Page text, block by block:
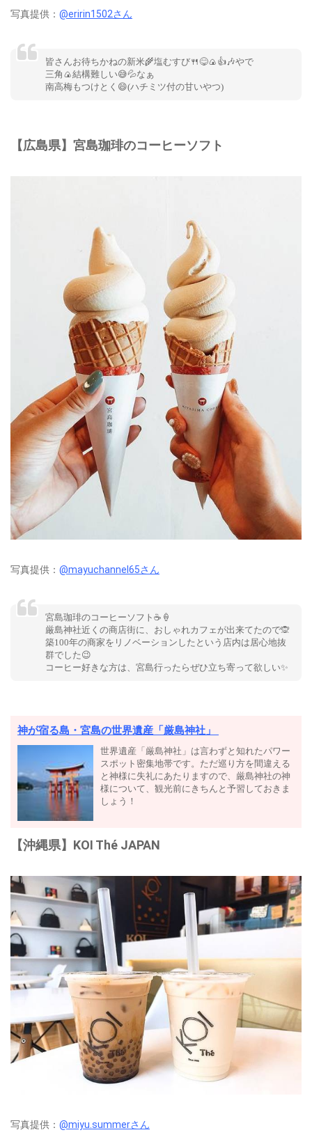
写真提供： @eririn1502さん
皆さんお待ちかねの新米🌾塩むすび🍴😋🍙👍🎶やで
三角🍙結構難しい😅‪‪💦‬なぁ
南高梅もつけとく😄(ハチミツ付の甘いやつ)
【広島県】宮島珈琲のコーヒーソフト
写真提供： @mayuchannel65さん
宮島珈琲のコーヒーソフト☕️🍦
厳島神社近くの商店街に、おしゃれカフェが出来てたので🙊
築100年の商家をリノベーションしたという店内は居心地抜
群でした😉
コーヒー好きな方は、宮島行ったらぜひ立ち寄って欲しい✨
神が宿る島・宮島の世界遺産「厳島神社」
世界遺産「厳島神社」は言わずと知れたパワー
スポット密集地帯です。ただ巡り方を間違える
と神様に失礼にあたりますので、厳島神社の神
様について、観光前にきちんと予習しておきま
しょう！
【沖縄県】KOI Thé JAPAN
写真提供： @miyu.summerさん